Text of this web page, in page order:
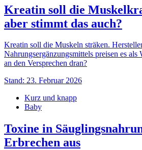
Kreatin soll die
aber stimmt das auch?
Kreatin soll die Muskeln sträken.
Nahrungsergänzungsmittels preisen es als
an den Versprechen dran?
Stand: 23. Februar 2026
Kurz und knapp
Baby
Toxine in
Erbrechen aus